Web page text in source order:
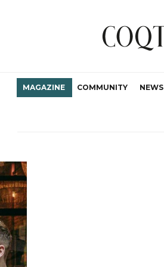
MAGAZINE COMMUNITY NEWS